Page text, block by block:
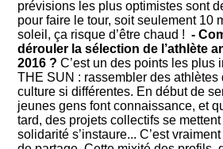
prévisions les plus optimistes sont
pour faire le tour, soit seulement 10
soleil, ça risque d’être chaud ! -
dérouler la sélection de l’athlète
2016 ? C’est un des points les plus
THE SUN : rassembler des athlètes
culture si différentes. En début de
jeunes gens font connaissance, et
tard, des projets collectifs se
solidarité s’instaure... C’est